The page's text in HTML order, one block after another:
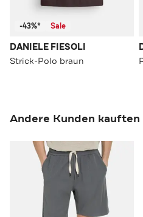
-43%* Sale
DANIELE FIESOLI
Strick-Polo braun
Andere Kunden kauften